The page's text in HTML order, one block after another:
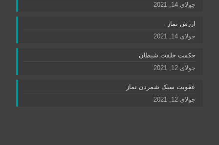
جولای 14, 2021
ارزش نماز
جولای 14, 2021
حکمت خلقت شیطان
جولای 12, 2021
عقوبت سبک شمردن نماز
جولای 12, 2021